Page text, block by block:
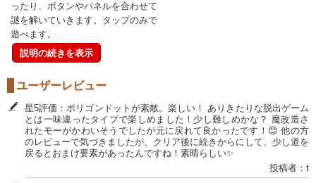
ったり、ボタンやパネルを合わせて
謎を解いていきます。タップのみで
遊べます。
説明の続きを表示
ユーザーレビュー
星5評価：ポリゴンドットが素敵。楽しい！ ありきたりな脱出ゲーム
とは一味違ったタイプで楽しめました！少し難しめかな？ 魔改造さ
れたモーがかわいそうでしたが元に戻れて良かったです！😊 他の方
のレビューで気づきましたが、クリア後に続きからにして、少し道を
戻るとおまけ要素があったんですね！素晴らしい✨
投稿者：t